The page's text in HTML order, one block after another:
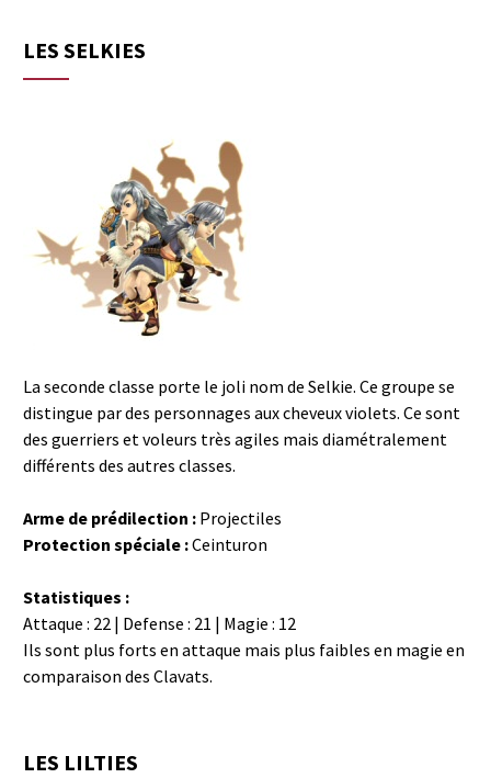
LES SELKIES
La seconde classe porte le joli nom de Selkie. Ce groupe se
distingue par des personnages aux cheveux violets. Ce sont
des guerriers et voleurs très agiles mais diamétralement
différents des autres classes.
Arme de prédilection : Projectiles
Protection spéciale :Ceinturon
Statistiques :
Attaque : 22 | Defense : 21 | Magie : 12
Ils sont plus forts en attaque mais plus faibles en magie en
comparaison des Clavats.
LES LILTIES